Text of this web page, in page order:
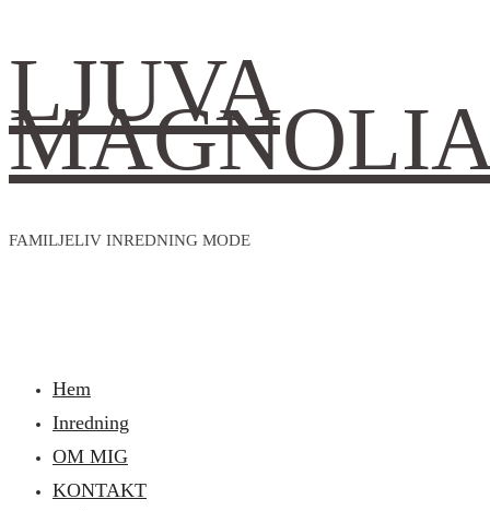
LJUVA
FAMILJELIV INREDNING MODE
Hem
Inredning
OM MIG
KONTAKT